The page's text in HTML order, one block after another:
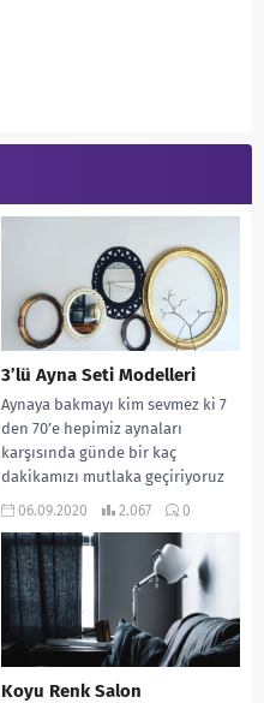
3’lü Ayna Seti Modelleri
Aynaya bakmayı kim sevmez ki 7
den 70’e hepimiz aynaları
karşısında günde bir kaç
dakikamızı mutlaka geçiriyoruz
dur. Salonlarımızın,
06.09.2020 2.067 0
Koyu Renk Salon